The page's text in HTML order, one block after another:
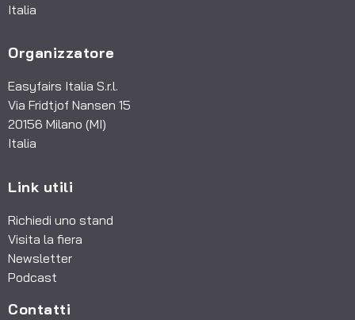
Italia
Organizzatore
Easyfairs Italia S.r.l.
Via Fridtjof Nansen 15
20156 Milano (MI)
Italia
Link utili
Richiedi uno stand
Visita la fiera
Newsletter
Podcast
Contatti